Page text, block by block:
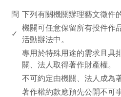
問 下列有關機關辦理藝文徵件
✓
機關可任意保留所有投件作
活動辦法中。
專用於特殊用途的需求且具
關、法人取得著作財產權。
不可約定由機關、法人成為
著作權約款應預先公開不可